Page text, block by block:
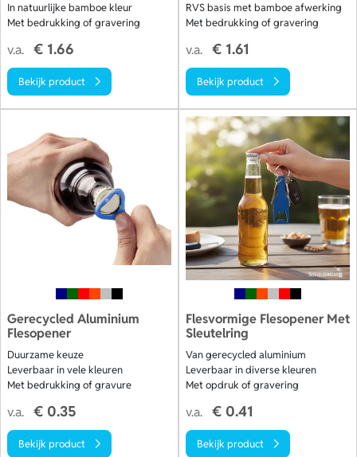
In natuurlijke bamboe kleur
Met bedrukking of gravering
v.a. € 1.66
Bekijk product
RVS basis met bamboe afwerking
Met bedrukking of gravering
v.a. € 1.61
Bekijk product
Gerecycled Aluminium
Flesopener
Duurzame keuze
Leverbaar in vele kleuren
Met bedrukking of gravure
v.a. € 0.35
Bekijk product
Flesvormige Flesopener Met
Sleutelring
Van gerecycled aluminium
Leverbaar in diverse kleuren
Met opdruk of gravering
v.a. € 0.41
Bekijk product